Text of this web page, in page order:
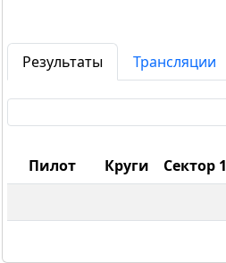
Результаты Трансляции
Пилот Круги Сектор 1